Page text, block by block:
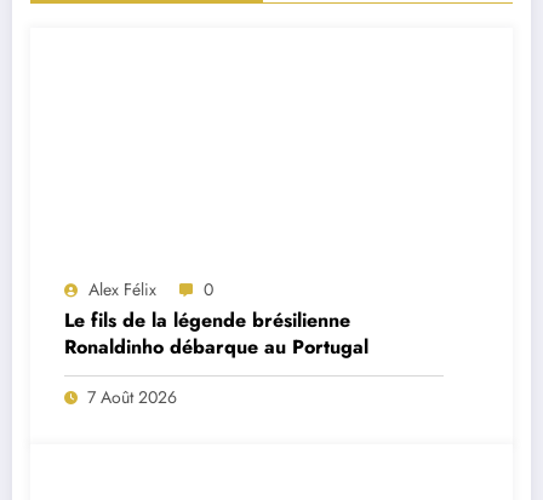
Alex Félix 0
Le fils de la légende brésilienne
Ronaldinho débarque au Portugal
7 Août 2026